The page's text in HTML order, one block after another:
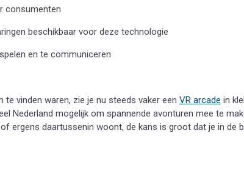
consumenten
beschikbaar voor deze technologie
en te communiceren
vinden waren, zie je nu steeds vaker een VR arcade in
Nederland mogelijk om spannende avonturen mee te
ergens daartussenin woont, de kans is groot dat je in de